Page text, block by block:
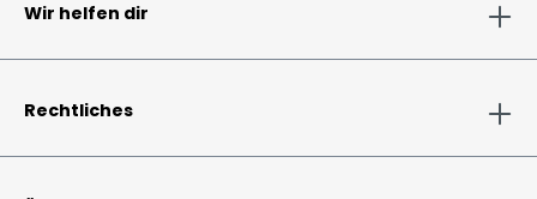
Wir helfen dir
Rechtliches